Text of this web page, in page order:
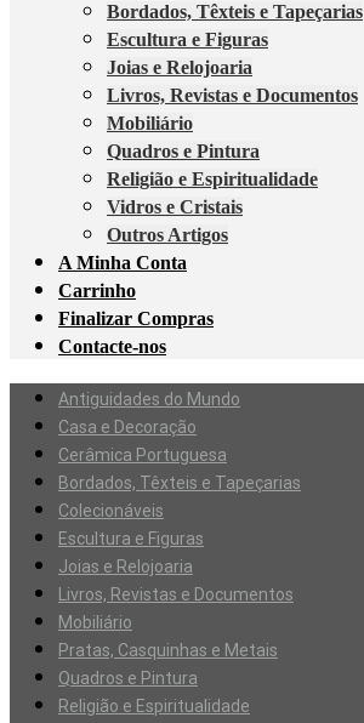
Bordados, Têxteis e Tapeçarias
Escultura e Figuras
Joias e Relojoaria
Livros, Revistas e Documentos
Mobiliário
Quadros e Pintura
Religião e Espiritualidade
Vidros e Cristais
Outros Artigos
A Minha Conta
Carrinho
Finalizar Compras
Contacte-nos
Antiguidades do Mundo
Casa e Decoração
Cerâmica Portuguesa
Bordados, Têxteis e Tapeçarias
Colecionáveis
Escultura e Figuras
Joias e Relojoaria
Livros, Revistas e Documentos
Mobiliário
Pratas, Casquinhas e Metais
Quadros e Pintura
Religião e Espiritualidade